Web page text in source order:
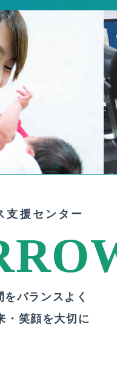
支援センター
バランスよく
・笑顔を大切に